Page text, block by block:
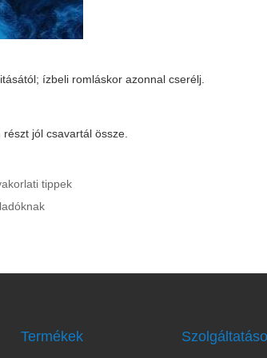
ízbeli romláskor azonnal cserélj.
jól csavartál össze.
tippek
Termékek